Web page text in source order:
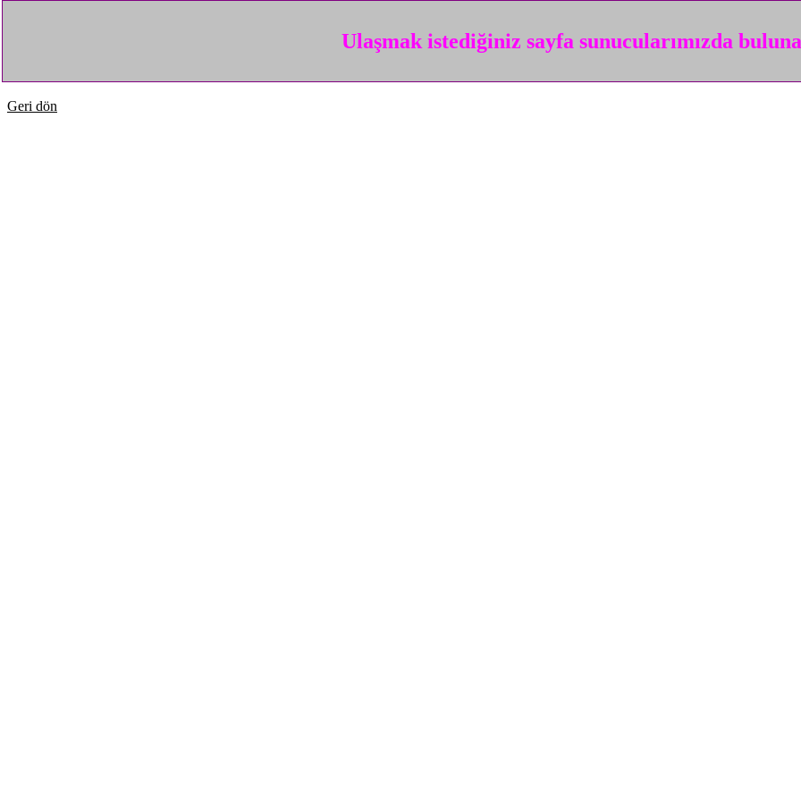
Ulaşmak istediğiniz sayfa sunucularımızda
Geri dön